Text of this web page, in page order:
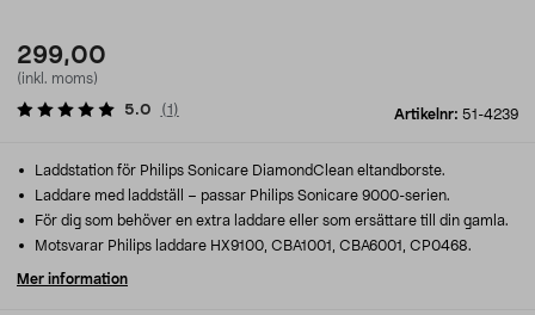
299,00
(inkl. moms)
Artikelnr: 51-4239
5.0 (1 )
Laddstation för Philips Sonicare DiamondClean eltandborste.
Laddare med laddställ – passar Philips Sonicare 9000-serien.
För dig som behöver en extra laddare eller som ersättare till din gamla.
Motsvarar Philips laddare HX9100, CBA1001, CBA6001, CP0468.
Mer information